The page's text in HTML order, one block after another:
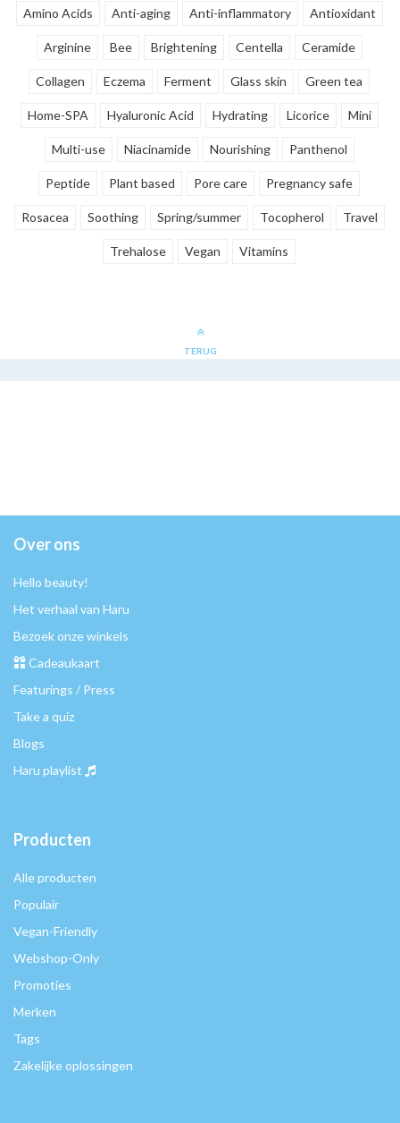
Amino Acids Anti-aging Anti-inflammatory Antioxidant
Arginine Bee Brightening Centella Ceramide
Collagen Eczema Ferment Glass skin Green tea
Home-SPA Hyaluronic Acid Hydrating Licorice Mini
Multi-use Niacinamide Nourishing Panthenol
Peptide Plant based Pore care Pregnancy safe
Rosacea Soothing Spring/summer Tocopherol Travel
Trehalose Vegan Vitamins
TERUG
Over ons
Hello beauty!
Het verhaal van Haru
Bezoek onze winkels
Cadeaukaart
Featurings / Press
Take a quiz
Blogs
Haru playlist
Producten
Alle producten
Populair
Vegan-Friendly
Webshop-Only
Promoties
Merken
Tags
Zakelijke oplossingen